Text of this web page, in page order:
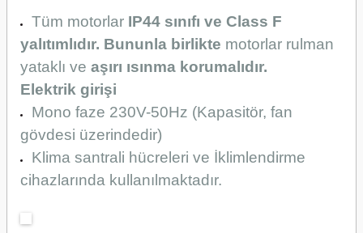
Tüm motorlar IP44 sınıfı ve Class F
yalıtımlıdır. Bununla birlikte motorlar rulman
yataklı ve aşırı ısınma korumalıdır.
Elektrik girişi
Mono faze 230V-50Hz (Kapasitör, fan
gövdesi üzerindedir)
Klima santrali hücreleri ve İklimlendirme
cihazlarında kullanılmaktadır.